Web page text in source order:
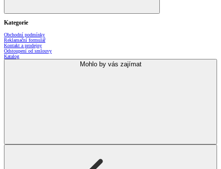
Kategorie
Obchodní podmínky
Reklamační formulář
Kontakt a prodejny
Odstoupení od smlouvy
Katalog
Mohlo by vás zajímat